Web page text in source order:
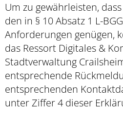
Um zu gewährleisten,
den in § 10 Absatz 1 L-
Anforderungen genügen,
das Ressort Digitales &
Stadtverwaltung
entsprechende
entsprechenden
unter Ziffer 4 dieser